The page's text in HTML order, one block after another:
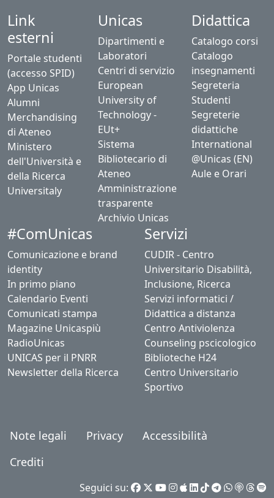
Link
esterni
Portale studenti
(accesso SPID)
App Unicas
Alumni
Merchandising
di Ateneo
Ministero
dell'Università e
della Ricerca
Universitaly
Unicas
Dipartimenti e
Laboratori
Centri di servizio
European
University of
Technology -
EUt+
Sistema
Bibliotecario di
Ateneo
Amministrazione
trasparente
Archivio Unicas
Didattica
Catalogo corsi
Catalogo
insegnamenti
Segreteria
Studenti
Segreterie
didattiche
International
@Unicas (EN)
Aule e Orari
#ComUnicas
Comunicazione e brand
identity
In primo piano
Calendario Eventi
Comunicati stampa
Magazine Unicaspiù
RadioUnicas
UNICAS per il PNRR
Newsletter della Ricerca
Servizi
CUDIR - Centro
Universitario Disabilità,
Inclusione, Ricerca
Servizi informatici /
Didattica a distanza
Centro Antiviolenza
Counseling pscicologico
Biblioteche H24
Centro Universitario
Sportivo
Note legali Privacy
Accessibilità
Crediti
Seguici su: